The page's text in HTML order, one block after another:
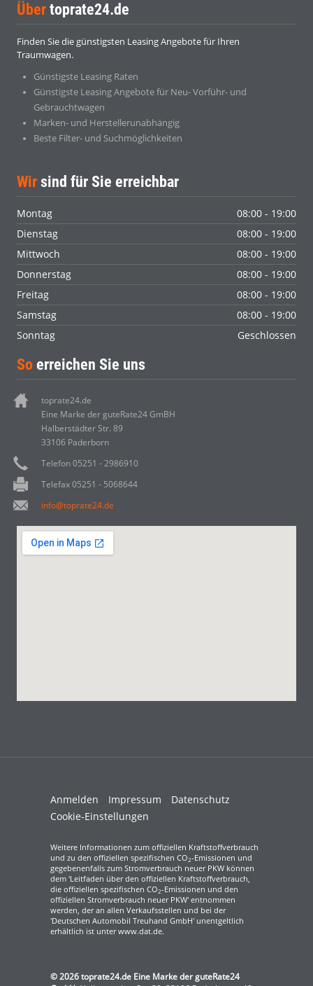
Über toprate24.de
Finden Sie die günstigsten Leasing Angebote für Ihren
Traumwagen.
Günstigste Leasing Raten
Günstigste Leasing Angebote für Neu- Vorführ- und
Gebrauchtwagen
Marken- und Herstellerunabhängig
Beste Filter- und Suchmöglichkeiten
Wir sind für Sie erreichbar
Montag
08:00 - 19:00
Dienstag
08:00 - 19:00
Mittwoch
08:00 - 19:00
Donnerstag
08:00 - 19:00
Freitag
08:00 - 19:00
Samstag
08:00 - 19:00
Sonntag
Geschlossen
So erreichen Sie uns
toprate24.de
Eine Marke der guteRate24 GmBH
Halberstädter Str. 89
33106 Paderborn
Telefon 05251 - 2986910
Telefax 05251 - 5068644
info@toprate24.de
Anmelden Impressum
Datenschutz
Cookie-Einstellungen
Weitere Informationen zum offiziellen Kraftstoffverbrauch
und zu den offiziellen spezifischen CO2-Emissionen und
gegebenenfalls zum Stromverbrauch neuer PKW können
dem 'Leitfaden über den offiziellen Kraftstoffverbrauch,
die offiziellen spezifischen CO2-Emissionen und den
offiziellen Stromverbrauch neuer PKW' entnommen
werden, der an allen Verkaufsstellen und bei der
'Deutschen Automobil Treuhand GmbH' unentgeltlich
erhältlich ist unter www.dat.de.
© 2026toprate24.de Eine Marke der guteRate24